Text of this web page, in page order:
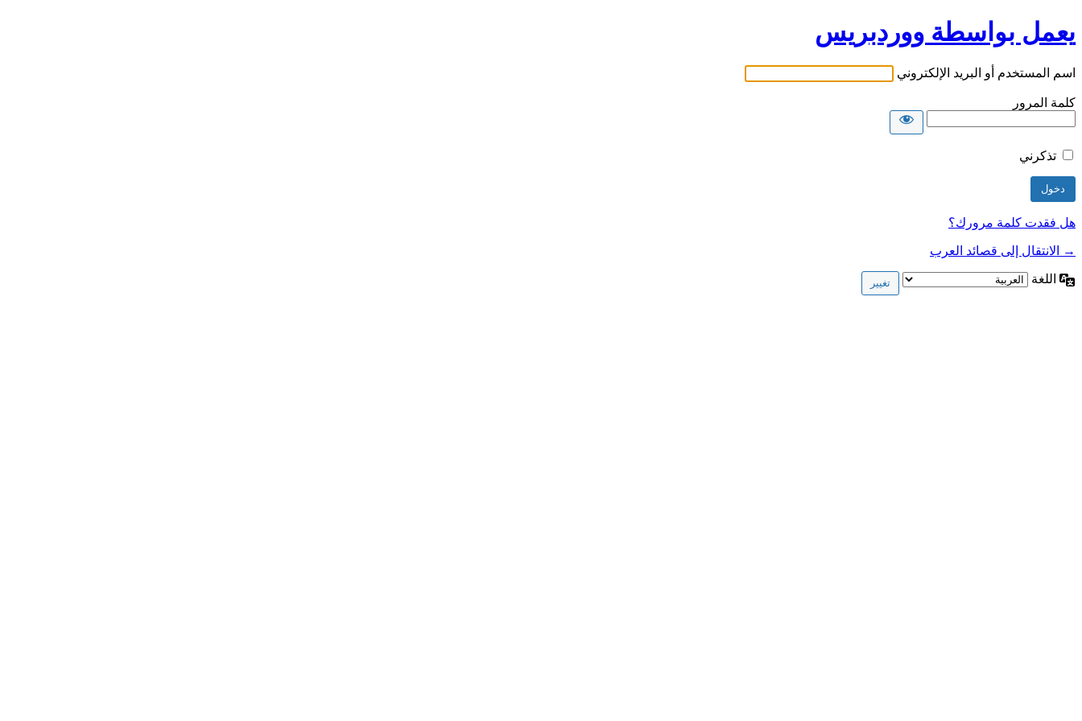
يعمل بواسطة ووردبريس
اسم المستخدم أو البريد الإلكتروني
كلمة المرور
تذكرني
هل فقدت كلمة مرورك؟
→ الانتقال إلى قصائد العرب
اللغة